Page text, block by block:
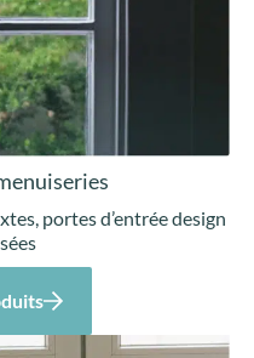
portes d’entrée design